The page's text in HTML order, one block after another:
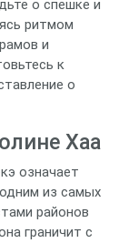
о спешке и
ритмом
и
к
о
Хаа
означает
из самых
районов
граничит с